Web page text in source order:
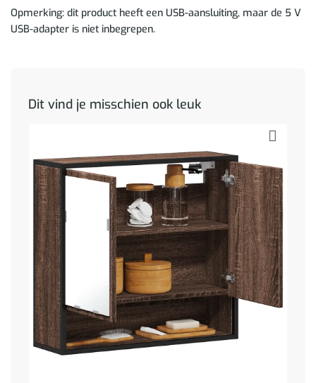
Opmerking: dit product heeft een USB-aansluiting, maar de 5 V
USB-adapter is niet inbegrepen.
Dit vind je misschien ook leuk